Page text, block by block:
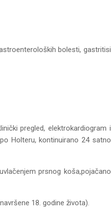
bolesti, gastritisi
pregled, elektrokardiogram i
Holteru, kontinuirano 24 satno
prsnog koša,pojačano
18. godine života).